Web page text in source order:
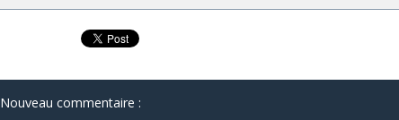
Nouveau commentaire :